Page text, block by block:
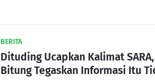
BERITA
Dituding Ucapkan Kalimat
Bitung Tegaskan Informasi Itu